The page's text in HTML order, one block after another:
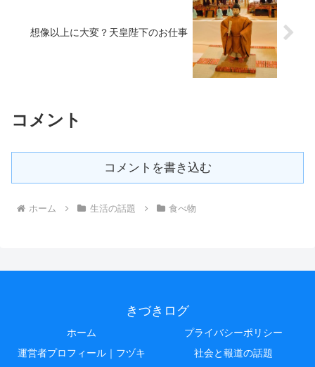
想像以上に大変？天皇陛下のお仕事
コメント
コメントを書き込む
ホーム 生活の話題 食べ物
きづきログ
ホーム
プライバシーポリシー
運営者プロフィール｜フヅキ
社会と報道の話題